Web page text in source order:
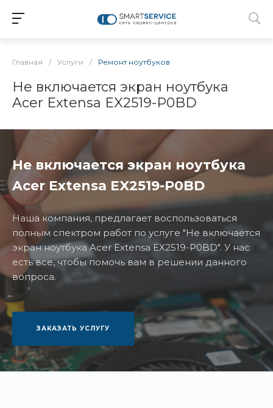
Главная / Услуги / Ремонт ноутбуков
Не включается экран ноутбука
Acer Extensa EX2519-P0BD
Не включается экран ноутбука
Acer Extensa EX2519-P0BD
Наша компания, предлагает воспользоваться
полным спектром работ по услуге "Не включается
экран ноутбука Acer Extensa EX2519-P0BD". У нас
есть все, чтобы помочь вам в решении данного
вопроса.
ЗАКАЗАТЬ УСЛУГУ